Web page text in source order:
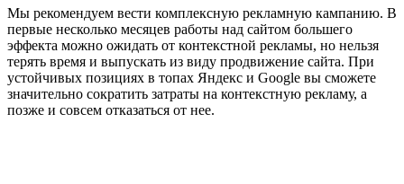
Мы рекомендуем вести комплексную рекламную кампанию. В
первые несколько месяцев работы над сайтом большего
эффекта можно ожидать от контекстной рекламы, но нельзя
терять время и выпускать из виду продвижение сайта. При
устойчивых позициях в топах Яндекс и Google вы сможете
значительно сократить затраты на контекстную рекламу, а
позже и совсем отказаться от нее.